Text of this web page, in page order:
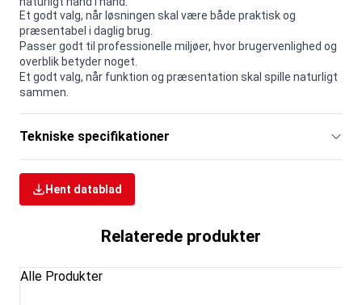
Et godt valg, når løsningen skal være både praktisk og
præsentabel i daglig brug.
Passer godt til professionelle miljøer, hvor brugervenlighed og
overblik betyder noget.
Et godt valg, når funktion og præsentation skal spille naturligt
sammen.
Tekniske specifikationer
Hent datablad
Relaterede produkter
Alle Produkter